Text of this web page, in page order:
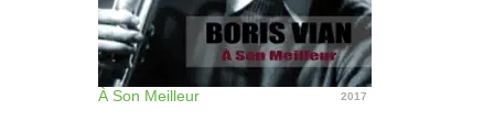
À Son Meilleur 2017